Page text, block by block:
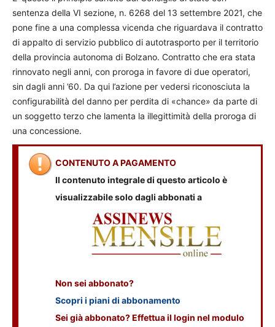
sentenza della VI sezione, n. 6268 del 13 settembre 2021, che
pone fine a una complessa vicenda che riguardava il contratto
di appalto di servizio pubblico di autotrasporto per il territorio
della provincia autonoma di Bolzano. Contratto che era stata
rinnovato negli anni, con proroga in favore di due operatori,
sin dagli anni ’60. Da qui l’azione per vedersi riconosciuta la
configurabilità del danno per perdita di «chance» da parte di
un soggetto terzo che lamenta la illegittimità della proroga di
una concessione.
CONTENUTO A PAGAMENTO
Il contenuto integrale di questo articolo è
visualizzabile solo dagli abbonati a
Non sei abbonato?
Scopri i piani di abbonamento
Sei già abbonato? Effettua il login nel modulo